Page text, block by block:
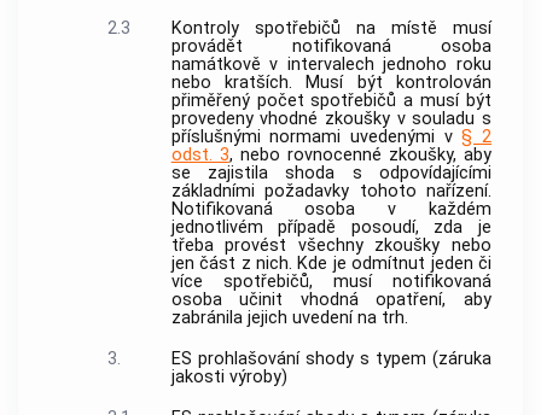
2.3
Kontroly spotřebičů na místě musí
provádět notifikovaná osoba
namátkově v intervalech jednoho roku
nebo kratších. Musí být kontrolován
přiměřený počet spotřebičů a musí být
provedeny vhodné zkoušky v souladu s
příslušnými normami uvedenými v§ 2
odst. 3, nebo rovnocenné zkoušky, aby
se zajistila shoda s odpovídajícími
základními požadavky tohoto nařízení.
Notifikovaná osoba v každém
jednotlivém případě posoudí, zda je
třeba provést všechny zkoušky nebo
jen část z nich. Kde je odmítnut jeden či
více spotřebičů, musí notifikovaná
osobaučinit vhodná opatření, aby
zabránila jejich uvedení na trh.
3.
ES prohlašování shody s typem (záruka
jakosti výroby)